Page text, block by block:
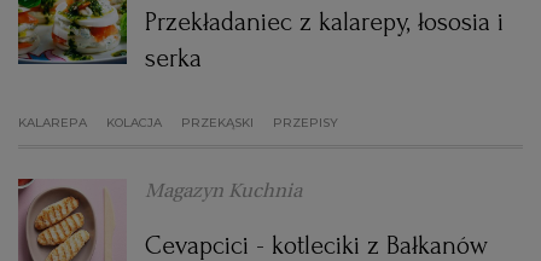
ZUPY
SAŁATKI
WIELKANOC
GRILL
KUCHNIA AFRYKAŃSKA
KUCHNIA TAJSKA
SZKOŁA GOTOWANIA
SPRZĘT KUCHENNY
ZDROWA DIETA
WEGE
HISTORIE KULINARNE
SERWISY LOKALNE
Przekładaniec z kalarepy, łososia i
serka
KALAREPA KOLACJA PRZEKĄSKI PRZEPISY
Magazyn Kuchnia
Cevapcici - kotleciki z Bałkanów